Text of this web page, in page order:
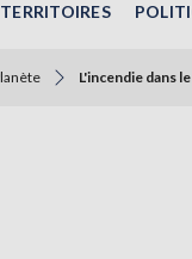
TERRITOIRES
L'incendie dans